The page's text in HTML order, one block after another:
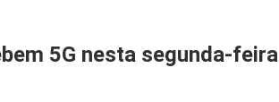
5G nesta segunda-feira